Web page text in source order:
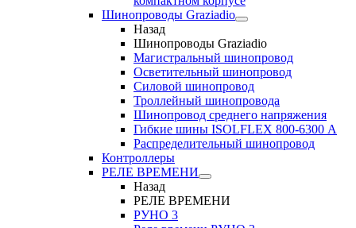
Шинопроводы Graziadio
Назад
Шинопроводы Graziadio
Магистральный шинопровод
Осветительный шинопровод
Силовой шинопровод
Троллейный шинопровода
Шинопровод среднего напряжения
Гибкие шины ISOLFLEX 800-6300 А
Распределительный шинопровод
Контроллеры
РЕЛЕ ВРЕМЕНИ
Назад
РЕЛЕ ВРЕМЕНИ
РУНО 3